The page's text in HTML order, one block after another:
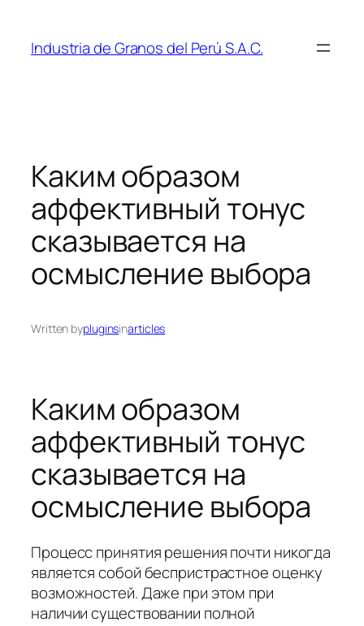
content
Industria de Granos del Perú S.A.C.
Каким образом
аффективный тонус
сказывается на
осмысление выбора
Written bypluginsinarticles
Каким образом
аффективный тонус
сказывается на
осмысление выбора
Процесс принятия решения почти никогда
является собой беспристрастное оценку
возможностей. Даже при этом при
наличии существовании полной